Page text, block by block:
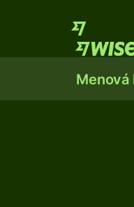
Menová